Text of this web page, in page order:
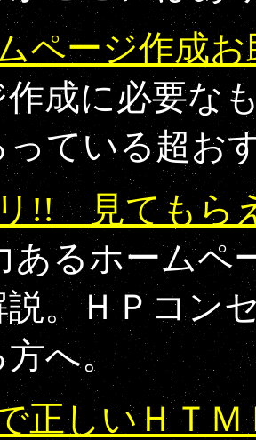
ページ作成
成に必要な
っている超お
!! 見てもら
あるホームペ
。ＨＰコン
へ。
正しいＨＴ